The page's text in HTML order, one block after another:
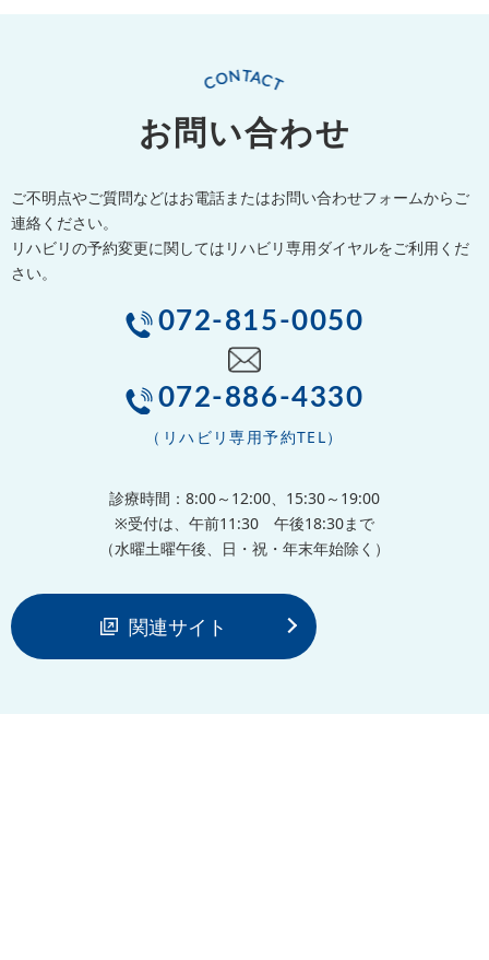
お問い合わせ
ご不明点やご質問などはお電話またはお問い合わせフォームからご
連絡ください。
リハビリの予約変更に関してはリハビリ専用ダイヤルをご利用くだ
さい。
072-815-0050
072-886-4330
（リハビリ専用予約TEL）
診療時間：8:00～12:00、15:30～19:00
※受付は、午前11:30 午後18:30まで
（水曜土曜午後、日・祝・年末年始除く）
関連サイト